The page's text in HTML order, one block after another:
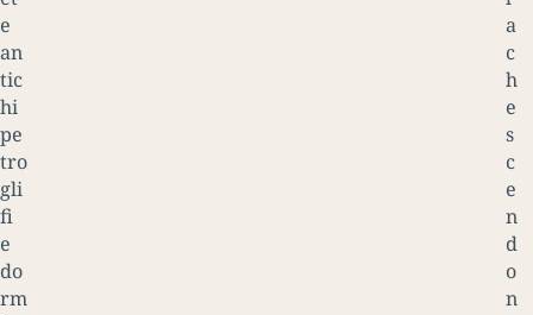
e
an
tic
hi
pe
tro
gli
fi
e
do
rm
a
c
h
e
s
c
e
n
d
o
n